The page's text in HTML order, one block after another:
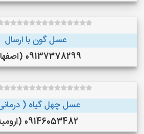
عسل گون با ارسال
09137378299 (اصفهان)
عسل چهل گیاه (
09146053482 (ارومیه)